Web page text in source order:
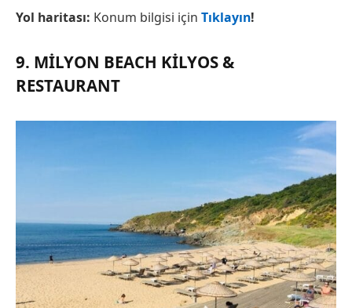
Yol haritası: Konum bilgisi için Tıklayın!
9. MILYON BEACH KILYOS &
RESTAURANT